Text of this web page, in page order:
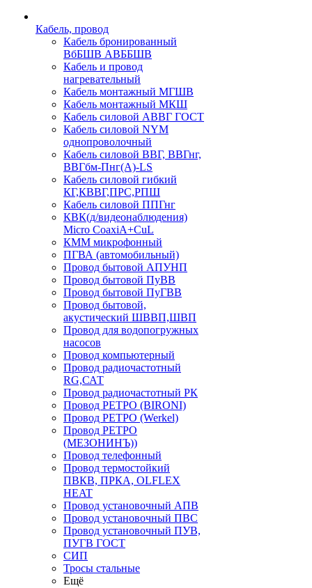
Кабель, провод
Кабель бронированный
ВбБШВ АВББШВ
Кабель и провод
нагревательный
Кабель монтажный МГШВ
Кабель монтажный МКШ
Кабель силовой АВВГ ГОСТ
Кабель силовой NYM
однопроволочный
Кабель силовой ВВГ, ВВГнг,
ВВГбм-Пнг(А)-LS
Кабель силовой гибкий
КГ,КВВГ,ПРС,РПШ
Кабель силовой ППГнг
КВК(д/видеонаблюдения)
Micro CoaxiA+CuL
КММ микрофонный
ПГВА (автомобильный)
Провод бытовой АПУНП
Провод бытовой ПуВВ
Провод бытовой ПуГВВ
Провод бытовой,
акустический ШВВП,ШВП
Провод для водопогружных
насосов
Провод компьютерный
Провод радиочастотный
RG,САТ
Провод радиочастотный РК
Провод РЕТРО (BIRONI)
Провод РЕТРО (Werkel)
Провод РЕТРО
(МЕЗОНИНЪ))
Провод телефонный
Провод термостойкий
ПВКВ, ПРКА, OLFLEX
HEAT
Провод установочный АПВ
Провод установочный ПВС
Провод установочный ПУВ,
ПУГВ ГОСТ
СИП
Тросы стальные
Ещё